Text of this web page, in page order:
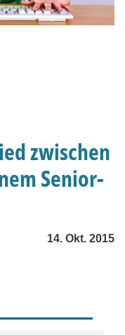
zwischen
Senior-
14. Okt. 2015